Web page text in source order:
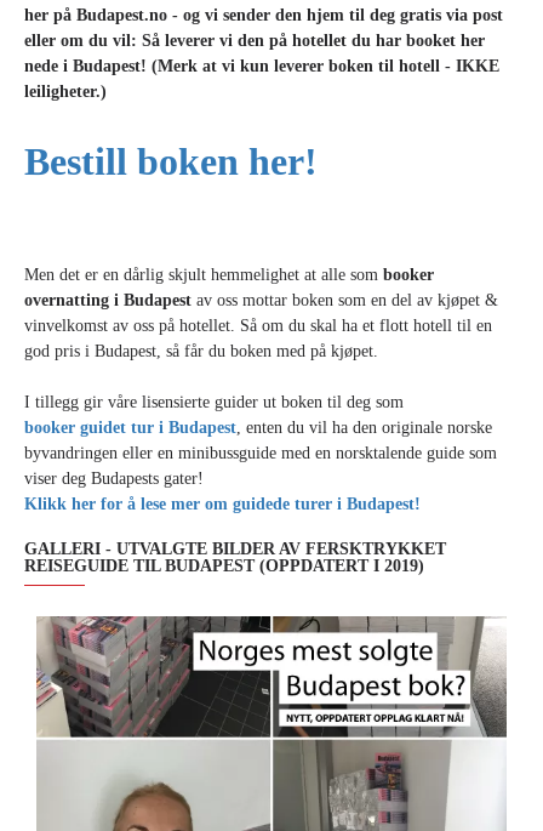
her på Budapest.no - og vi sender den hjem til deg gratis via post
eller om du vil: Så leverer vi den på hotellet du har booket her
nede i Budapest! (Merk at vi kun leverer boken til hotell - IKKE
leiligheter.)
Bestill boken her!
Men det er en dårlig skjult hemmelighet at alle som booker
overnatting i Budapest av oss mottar boken som en del av kjøpet &
vinvelkomst av oss på hotellet. Så om du skal ha et flott hotell til en
god pris i Budapest, så får du boken med på kjøpet.
I tillegg gir våre lisensierte guider ut boken til deg som
booker guidet tur i Budapest, enten du vil ha den originale norske
byvandringen eller en minibussguide med en norsktalende guide som
viser deg Budapests gater!
Klikk her for å lese mer om guidede turer i Budapest!
GALLERI - UTVALGTE BILDER AV FERSKTRYKKET
REISEGUIDE TIL BUDAPEST (OPPDATERT I 2019)